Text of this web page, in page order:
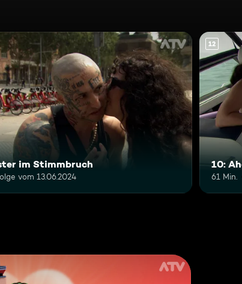
im Stimmbruch
vom 13.06.2024
12
10:
61 Min.